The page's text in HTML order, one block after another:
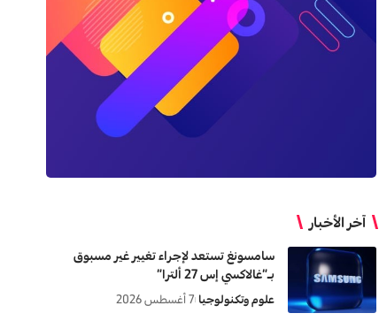
آخر الأخبار
سامسونغ تستعد لإجراء تغيير غير مسبوق
بـ”غالاكسي إس 27 ألترا”
علوم وتكنولوجيا 7 أغسطس 2026